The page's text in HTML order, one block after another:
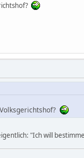
"Ich will